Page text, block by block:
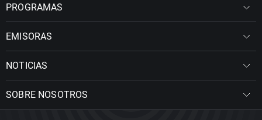
PROGRAMAS
EMISORAS
NOTICIAS
SOBRE NOSOTROS